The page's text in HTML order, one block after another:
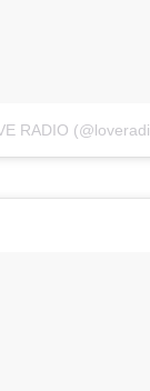
RADIO